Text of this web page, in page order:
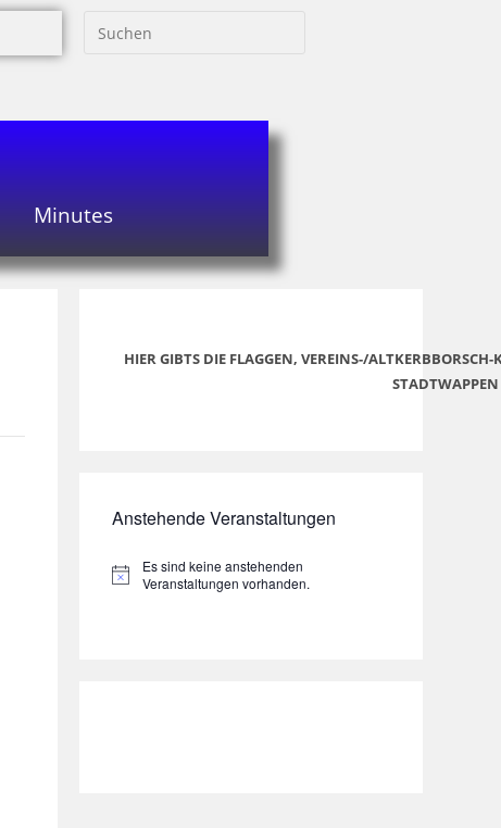
Minutes
HIER GIBTS DIE FLAGGEN, VEREINS-/
STADTWAPPEN
Anstehende Veranstaltungen
H
Es sind keine anstehenden
Veranstaltungen vorhanden.